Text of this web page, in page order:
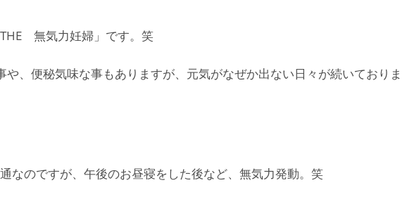
無気力妊婦」です。笑
や、便秘気味な事もありますが、元気がなぜか出ない日々が続いておりま
なのですが、午後のお昼寝をした後など、無気力発動。笑